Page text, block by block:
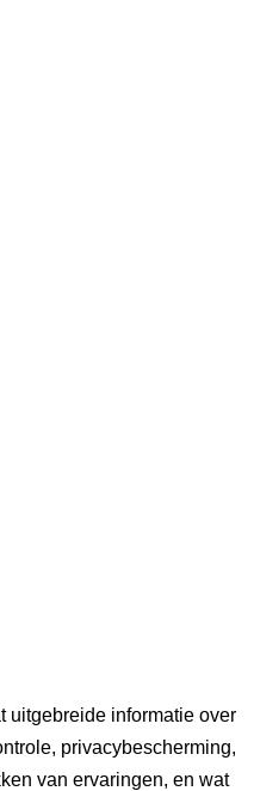
uitgebreide informatie over
privacybescherming,
van ervaringen, en wat